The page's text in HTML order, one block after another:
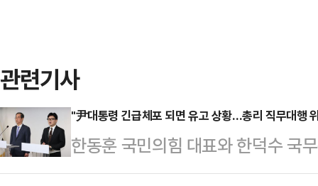
관련기사
"尹대통령 긴급체포 되면 유고 상황…총리 직무대행
한동훈 국민의힘 대표와 한덕수 국
으로 당정이 윤석열 대통령에게 권